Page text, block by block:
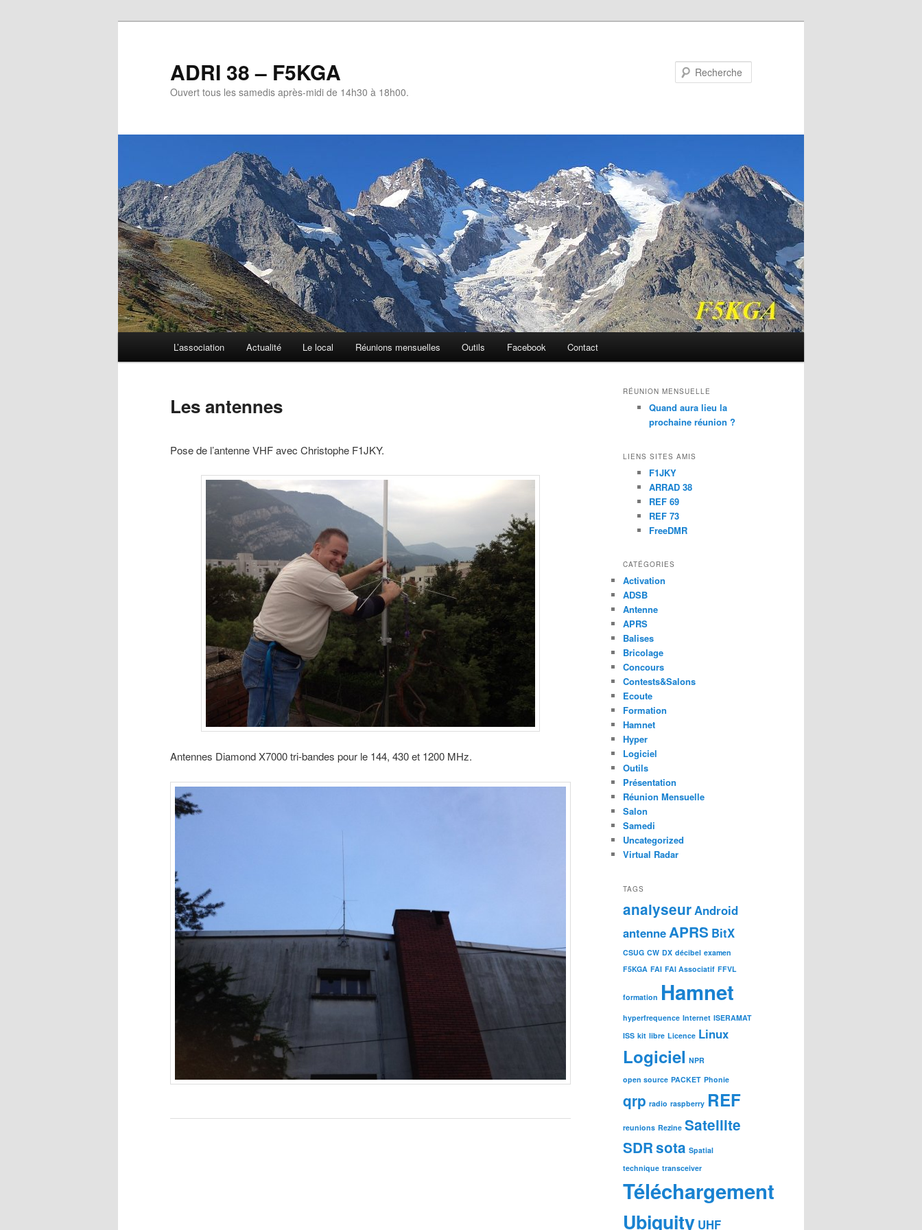
ADRI 38 – F5KGA
Ouvert tous les samedis après-midi de 14h30 à 18h00.
L’association Actualité Le local Réunions mensuelles Outils Facebook Contact
Les antennes
Pose de l’antenne VHF avec Christophe F1JKY.
Antennes Diamond X7000 tri-bandes pour le 144, 430 et 1200 MHz.
RÉUNION MENSUELLE
Quand aura lieu la
prochaine réunion ?
LIENS SITES AMIS
F1JKY
ARRAD 38
REF 69
REF 73
FreeDMR
CATÉGORIES
Activation
ADSB
Antenne
APRS
Balises
Bricolage
Concours
Contests&Salons
Ecoute
Formation
Hamnet
Hyper
Logiciel
Outils
Présentation
Réunion Mensuelle
Salon
Samedi
Uncategorized
Virtual Radar
TAGS
analyseur Android
antenne APRS BitX
CSUG CW DX décibel examen
F5KGA FAI FAI Associatif FFVL
formation Hamnet
hyperfrequence Internet ISERAMAT
ISS kit libre Licence Linux
Logiciel NPR
open source PACKET Phonie
qrp radio raspberry REF
reunions Rezine Satellite
SDRsota Spatial
technique transceiver
Téléchargement
Ubiquity UHF